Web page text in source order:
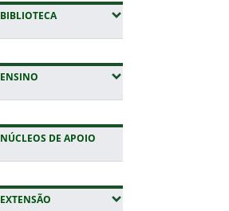
BIBLIOTECA(EXPANDIR SUBMENUS)
ENSINO (EXPANDIR SUBMENUS)
NÚCLEOS DE APOIO
EXTENSÃO (EXPANDIR SUBMENUS)